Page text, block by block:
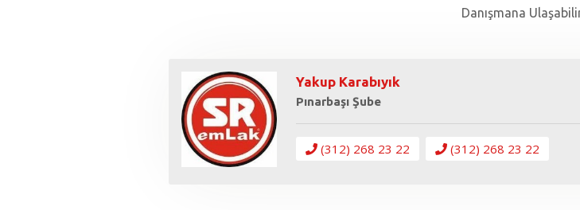
Danışmana
Yakup Karabıyık
Pınarbaşı Şube
(312) 268 23 22 (312) 268 23 22